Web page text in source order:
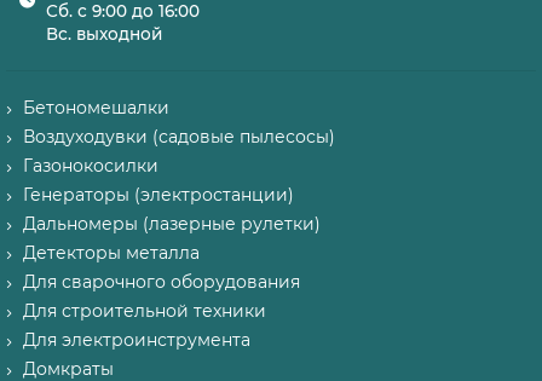
Сб. с 9:00 до 16:00
Вс. выходной
Бетономешалки
Воздуходувки (садовые пылесосы)
Газонокосилки
Генераторы (электростанции)
Дальномеры (лазерные рулетки)
Детекторы металла
Для сварочного оборудования
Для строительной техники
Для электроинструмента
Домкраты